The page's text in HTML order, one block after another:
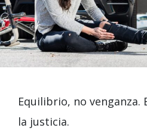
Equilibrio, no venganza.
la justicia.